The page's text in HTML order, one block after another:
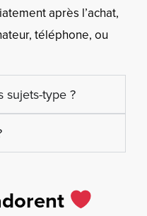
après l’achat,
téléphone, ou
sujets-type ?